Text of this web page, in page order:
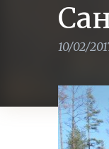
10/02/